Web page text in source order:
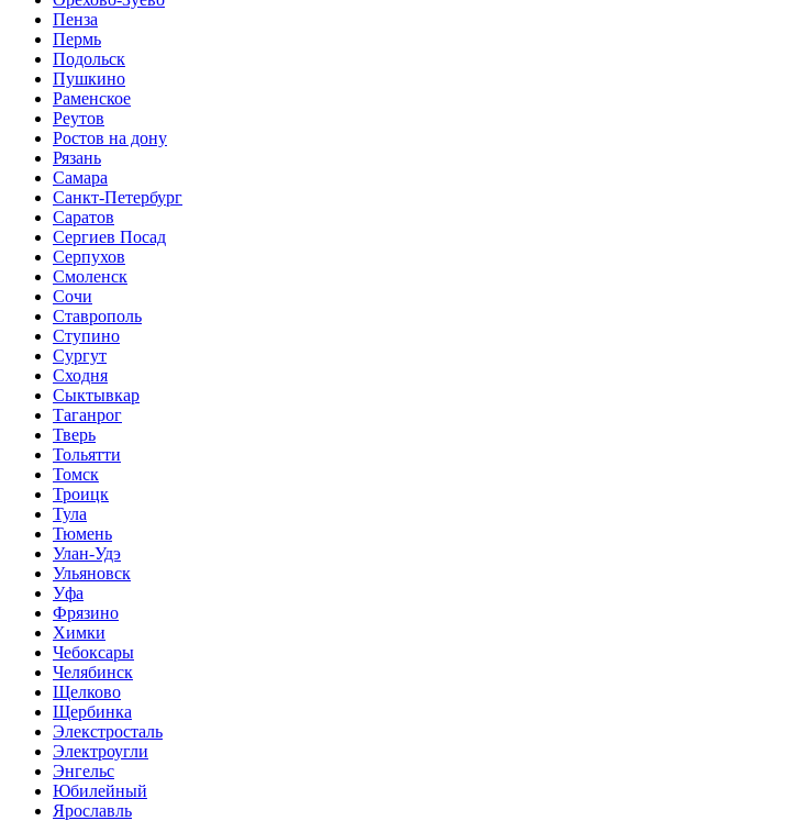
Пенза
Пермь
Подольск
Пушкино
Раменское
Реутов
Ростов на дону
Рязань
Самара
Санкт-Петербург
Саратов
Сергиев Посад
Серпухов
Смоленск
Сочи
Ставрополь
Ступино
Сургут
Сходня
Сыктывкар
Таганрог
Тверь
Тольятти
Томск
Троицк
Тула
Тюмень
Улан-Удэ
Ульяновск
Уфа
Фрязино
Химки
Чебоксары
Челябинск
Щелково
Щербинка
Элекстросталь
Электроугли
Энгельс
Юбилейный
Ярославль